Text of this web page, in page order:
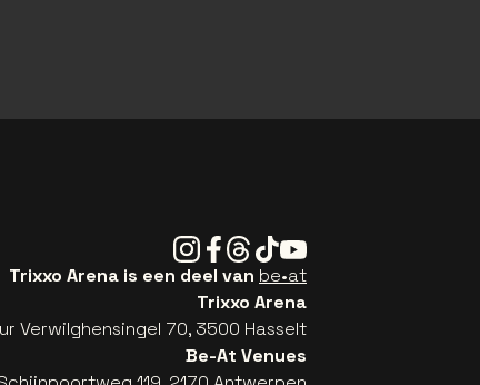
Instagram
Facebook
Threads
TiktokYoutube
Trixxo Arena is een deel van be•at
Trixxo Arena
Verwilghensingel 70, 3500 Hasselt
Be-At Venues